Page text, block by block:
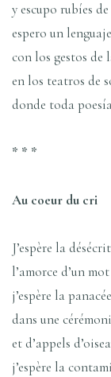
y escupo rubíes
espero un
con los gestos de
en los teatros de
donde toda
* * *
Au coeur du cri
J’espère la
l’amorce d’un
j’espère la
dans une
et d’appels
j’espère la